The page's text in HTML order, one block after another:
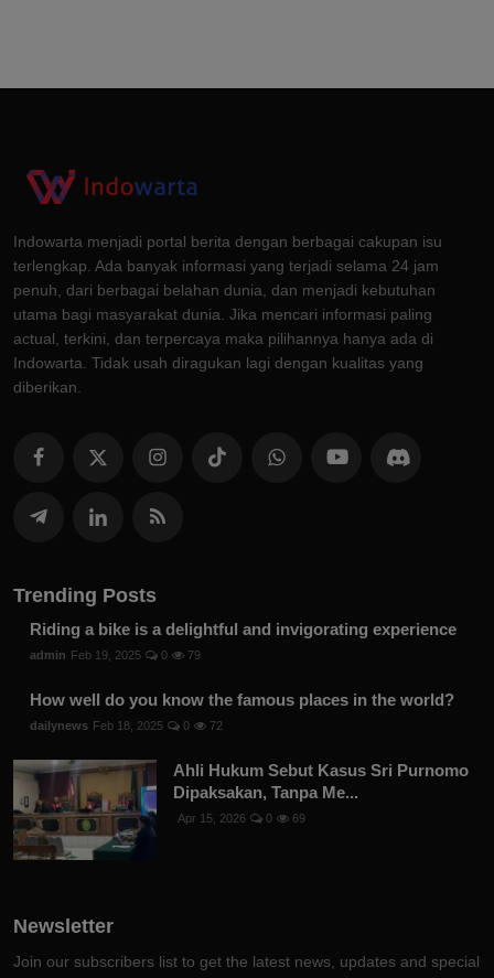
Indowarta menjadi portal berita dengan berbagai cakupan isu
terlengkap. Ada banyak informasi yang terjadi selama 24 jam
penuh, dari berbagai belahan dunia, dan menjadi kebutuhan
utama bagi masyarakat dunia. Jika mencari informasi paling
actual, terkini, dan terpercaya maka pilihannya hanya ada di
Indowarta. Tidak usah diragukan lagi dengan kualitas yang
diberikan.
Trending Posts
Riding a bike is a delightful and invigorating experience
admin Feb 19, 2025 0 79
How well do you know the famous places in the world?
dailynews Feb 18, 2025 0 72
Ahli Hukum Sebut Kasus Sri Purnomo
Dipaksakan, Tanpa Me...
Apr 15, 2026 0 69
Newsletter
Join our subscribers list to get the latest news, updates and special